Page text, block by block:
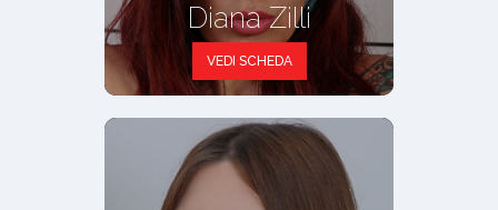
Diana Zilli
VEDI SCHEDA